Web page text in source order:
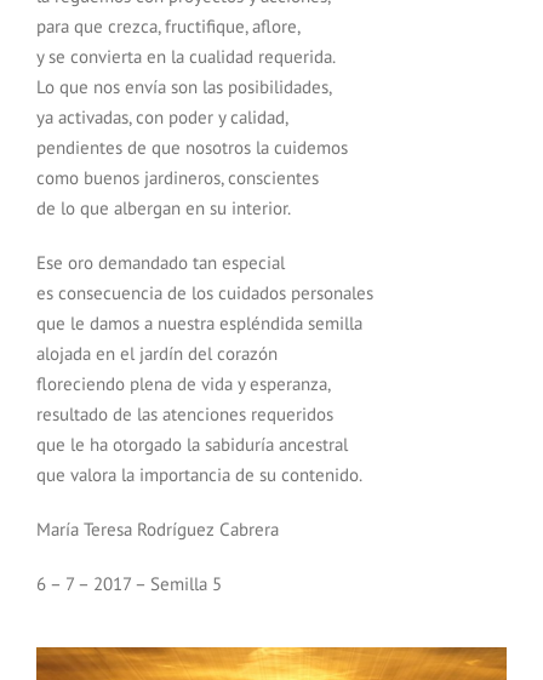
para que crezca, fructifique, aflore,
y se convierta en la cualidad requerida.
Lo que nos envía son las posibilidades,
ya activadas, con poder y calidad,
pendientes de que nosotros la cuidemos
como buenos jardineros, conscientes
de lo que albergan en su interior.
Ese oro demandado tan especial
es consecuencia de los cuidados personales
que le damos a nuestra espléndida semilla
alojada en el jardín del corazón
floreciendo plena de vida y esperanza,
resultado de las atenciones requeridos
que le ha otorgado la sabiduría ancestral
que valora la importancia de su contenido.
María Teresa Rodríguez Cabrera
6 – 7 – 2017 – Semilla 5